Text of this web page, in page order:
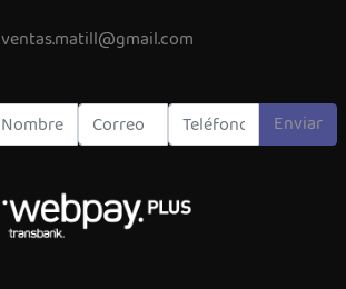
ventas.matill@gmail.com
Enviar